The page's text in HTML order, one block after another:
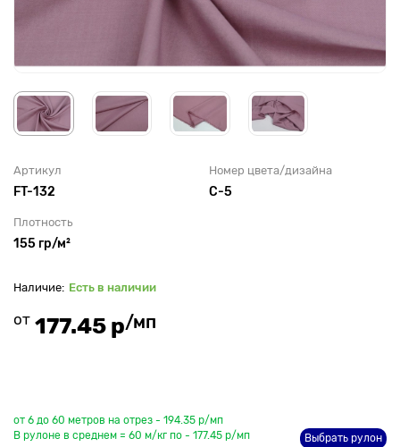
Артикул
FT-132
Номер цвета/дизайна
С-5
Плотность
155 гр/м²
Есть в наличии
от 177.45 р/мп
от 6 до 60 метров на отрез - 194.35 р/мп
В рулоне в среднем = 60 м/кг по - 177.45 р/мп
Выбрать рулон